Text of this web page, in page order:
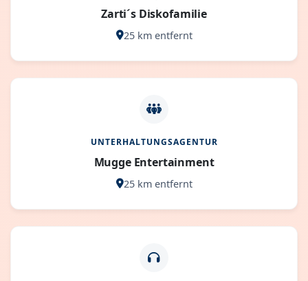
Zarti´s Diskofamilie
25 km entfernt
UNTERHALTUNGSAGENTUR
Mugge Entertainment
25 km entfernt